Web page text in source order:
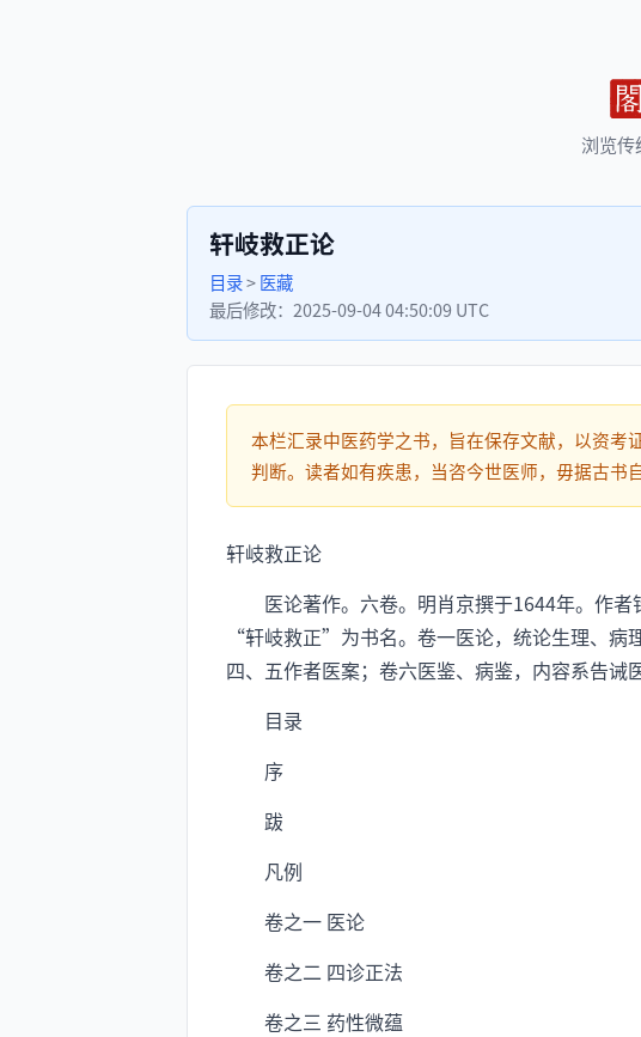
浏览传
轩岐救正论
目录>医藏
最后修改： 2025-09-04 04:50:09 UTC
本栏汇录中医药学之书，旨在保存文献，以资
判断。读者如有疾患，当咨今世医师，毋据古书
轩岐救正论
医论著作。六卷。明肖京撰于1644年。作者
“轩岐救正”为书名。卷一医论，统论生理、病
四、五作者医案；卷六医鉴、病鉴，内容系告诫
目录
序
跋
凡例
卷之一 医论
卷之二 四诊正法
卷之三 药性微蕴